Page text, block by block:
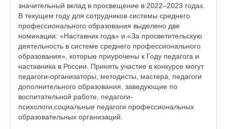
значительный вклад в просвещение в 2022–2023 годах.
В текущем году для сотрудников системы среднего
профессионального образования выделено две
номинации: «Наставник года» и «За просветительскую
деятельность в системе среднего профессионального
образования», которые приурочены к Году педагога и
наставника в России. Принять участие в конкурсе могут
педагоги-организаторы, методисты, мастера, педагоги
дополнительного образования, заведующие по
воспитательной работе, педагоги-
психологи,социальные педагоги профессиональных
образовательных организаций.